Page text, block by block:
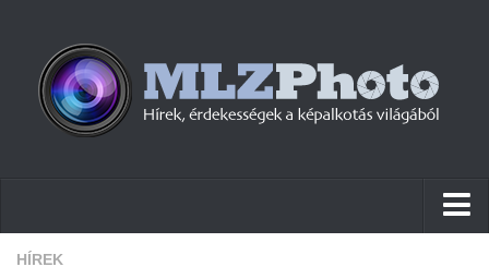
Hírek
HÍREK